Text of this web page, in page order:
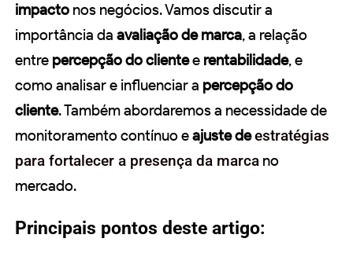
impacto nos negócios. Vamos discutir a
importância da avaliação de marca, a relação
entre percepção do clientee rentabilidade, e
como analisar e influenciar a percepção do
cliente. Também abordaremos a necessidade de
monitoramento contínuo eajuste deestratégias
para fortalecer a presença da marca no
mercado.
Principais pontos deste artigo: